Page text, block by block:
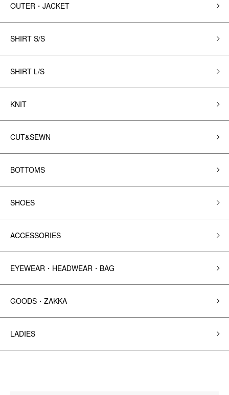
OUTER・JACKET
SHIRT S/S
SHIRT L/S
KNIT
CUT&SEWN
BOTTOMS
SHOES
ACCESSORIES
EYEWEAR・HEADWEAR・BAG
GOODS・ZAKKA
LADIES